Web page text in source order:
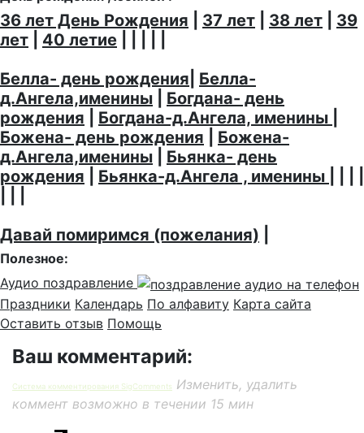
36 лет День Рождения 37 лет 38 лет
39
лет
40 летие
Белла- день рождения Белла-
д.Ангела,именины
Богдана- день
рождения
Богдана-д.Ангела, именины
Божена- день рождения
Божена-
д.Ангела,именины
Бьянка- день
рождения
Бьянка-д.Ангела , именины
Давай помиримся (пожелания)
Полезное:
Аудио поздравление
Праздники Календарь По алфавиту Карта сайта
Оставить отзыв Помощь
Ваш комментарий:
Система комментирования SigComments
Изменить, удалить
коммент возможно в течении 15 мин